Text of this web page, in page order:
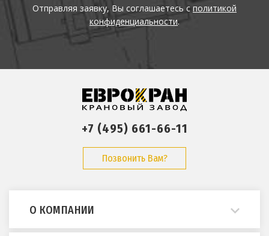
Отправляя заявку, Вы соглашаетесь сполитикой
конфиденциальности.
+7 (495) 661-66-11
Позвонить Вам?
О КОМПАНИИ